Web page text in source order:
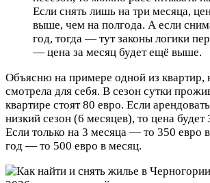
Если снять лишь на три месяца,
выше, чем на полгода. А если
год, тогда — тут законы логики
— цена за месяц будет ещё выше.
Объясню на примере одной из квартир,
смотрела для себя. В сезон сутки
квартире стоят 80 евро. Если
низкий сезон (6 месяцев), то цена будет
Если только на 3 месяца — то 350 евро
год — то 500 евро в месяц.